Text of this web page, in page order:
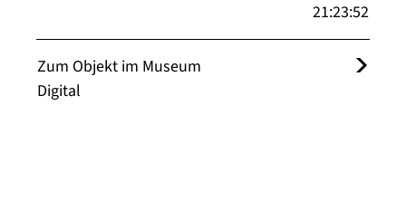
21:23:52
Zum Objekt im Museum
Digital